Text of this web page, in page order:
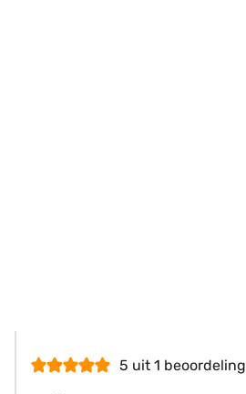
5 uit 1 beoordeling